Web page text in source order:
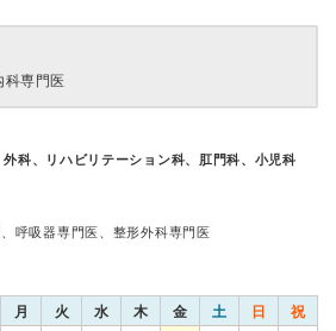
科専門医
科、リハビリテーション科、肛門科、小児科
呼吸器専門医、整形外科専門医
月 火 水 木 金 土 日 祝